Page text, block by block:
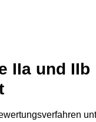
IIa und IIb